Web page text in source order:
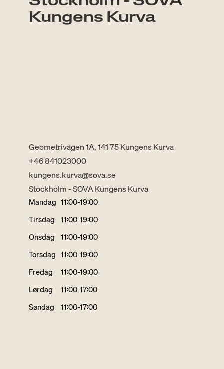
Kungens Kurva
Geometrivägen 1A, 141 75 Kungens Kurva
+46 841023000
kungens.kurva@sova.se
Stockholm - SOVA Kungens Kurva
Mandag
Tirsdag
Onsdag
Torsdag
Fredag
Lørdag
Søndag
11:00-19:00
11:00-19:00
11:00-19:00
11:00-19:00
11:00-19:00
11:00-17:00
11:00-17:00